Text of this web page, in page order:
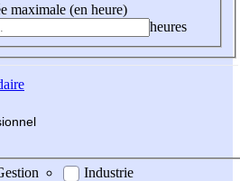
maximale (en heure)
heures
Industrie